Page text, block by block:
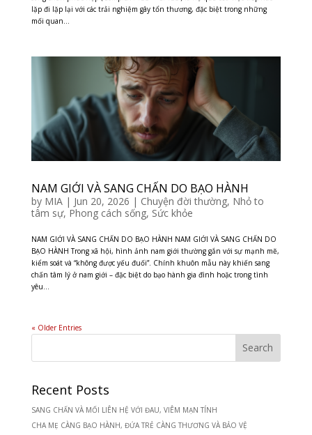
lặp đi lặp lại với các trải nghiệm gây tổn thương, đặc biệt trong những
mối quan...
NAM GIỚI VÀ SANG CHẤN DO BẠO HÀNH
by MIA| Jun 20, 2026 | Chuyện đời thường, Nhỏ to
tâm sự, Phong cách sống, Sức khỏe
NAM GIỚI VÀ SANG CHẤN DO BẠO HÀNH NAM GIỚI VÀ SANG CHẤN DO
BẠO HÀNH Trong xã hội, hình ảnh nam giới thường gắn với sự mạnh mẽ,
kiểm soát và “không được yếu đuối”. Chính khuôn mẫu này khiến sang
chấn tâm lý ở nam giới – đặc biệt do bạo hành gia đình hoặc trong tình
yêu...
« Older Entries
Recent Posts
SANG CHẤN VÀ MỐI LIÊN HỆ VỚI ĐAU, VIÊM MẠN TÍNH
CHA MẸ CÀNG BẠO HÀNH, ĐỨA TRẺ CÀNG THƯƠNG VÀ BẢO VỆ